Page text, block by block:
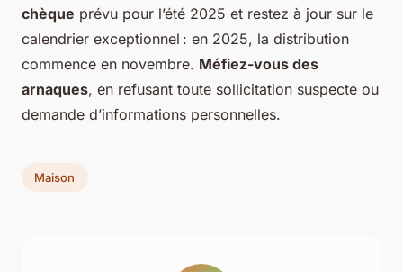
chèque prévu pour l’été 2025 et restez à jour sur le
calendrier exceptionnel : en 2025, la distribution
commence en novembre. Méfiez-vous des
arnaques, en refusant toute sollicitation suspecte ou
demande d’informations personnelles.
Maison